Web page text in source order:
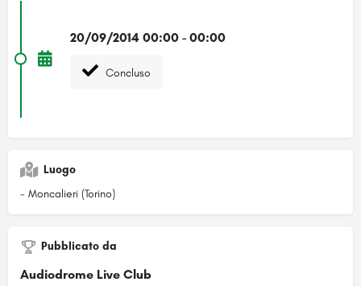
20/09/2014 00:00 - 00:00
Concluso
Luogo
- Moncalieri (Torino)
Pubblicato da
Audiodrome Live Club